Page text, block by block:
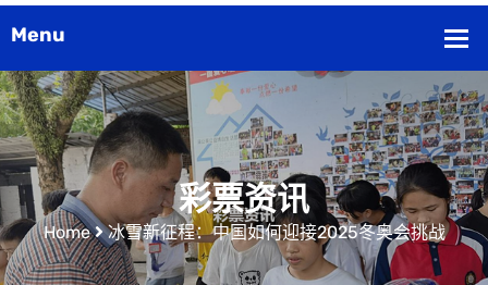
彩票资讯
Home 冰雪新征程：中国如何迎接2025冬奥会挑战